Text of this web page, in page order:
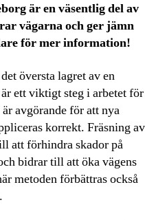
är en väsentlig del av
vägarna och ger jämn
för mer information!
översta lagret av en
ett viktigt steg i arbetet för
avgörande för att nya
korrekt. Fräsning av
att förhindra skador på
bidrar till att öka vägens
metoden förbättras också